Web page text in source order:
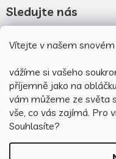
Vítejte v našem
vážíme si vašeho
příjemně jako na
vám můžeme ze světa
vše, co vás zajímá. Pro v
Souhlasíte?
Sledujte nás
Novinky na
Novinky na